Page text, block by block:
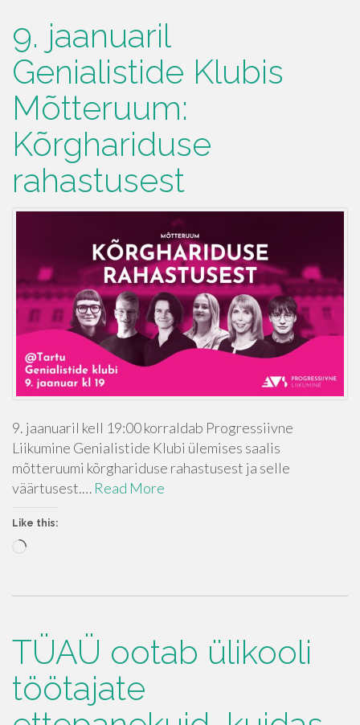
9. jaanuaril
Genialistide Klubis
Mõtteruum:
Kõrghariduse
rahastusest
9. jaanuaril kell 19:00 korraldab Progressiivne
Liikumine Genialistide Klubi ülemises saalis
mõtteruumi kõrghariduse rahastusest ja selle
väärtusest.… Read More
Like this:
Loading…
TÜAÜ ootab ülikooli
töötajate